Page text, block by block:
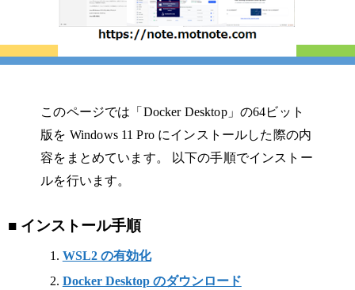
このページでは「Docker Desktop」の64ビット
版を Windows 11 Pro にインストールした際の内
容をまとめています。 以下の手順でインストー
ルを行います。
■ インストール手順
WSL2 の有効化
Docker Desktop のダウンロード